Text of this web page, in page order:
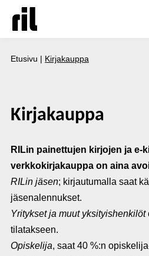
Etusivu | Kirjakauppa
Kirjakauppa
RILin painettujen kirjojen ja e-
verkkokirjakauppa on aina
RILin jäsen; kirjautumalla saat
jäsenalennukset.
Yritykset ja muut yksityishenkilöt
tilatakseen.
Opiskelija, saat 40 %:n